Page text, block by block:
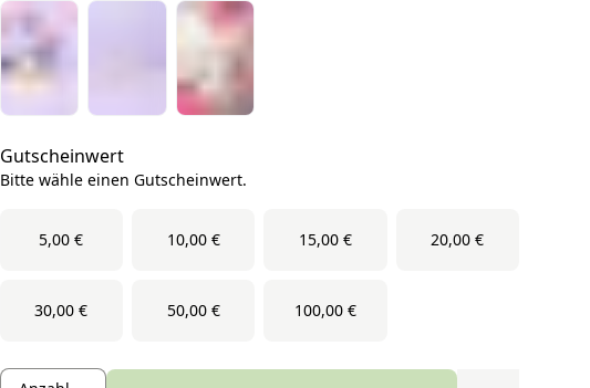
Gutscheinwert
Bitte wähle einen Gutscheinwert.
5,00 € 10,00 € 15,00 € 20,00 €
30,00 € 50,00 € 100,00 €